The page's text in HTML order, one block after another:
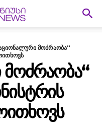
მოძრაობა“